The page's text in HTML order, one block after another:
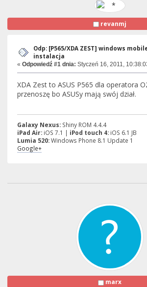
revanmj
Odp: [P565/XDA ZEST] windows
instalacja
« Odpowiedź #1 dnia: Styczeń 16, 2011,
XDA Zest to ASUS P565 dla operatora
przenoszę bo ASUSy mają swój dział.
Galaxy Nexus: Shiny ROM 4.4.4
iPad Air: iOS 7.1 | iPod touch 4: iOS 6.1 JB
Lumia 520:Windows Phone 8.1 Update 1
Google+
marx